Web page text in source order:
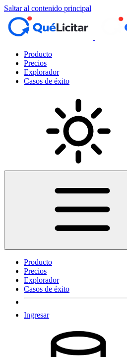
Saltar al contenido principal
Producto
Precios
Explorador
Casos de éxito
Producto
Precios
Explorador
Casos de éxito
Ingresar